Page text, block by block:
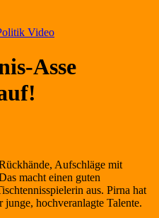
Video
Asse
Aufschläge mit
macht einen guten
aus. Pirna hat
hochveranlagte Talente.